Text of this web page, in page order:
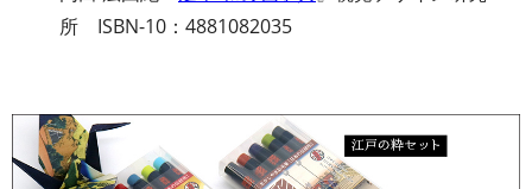
所 ISBN-10：4881082035